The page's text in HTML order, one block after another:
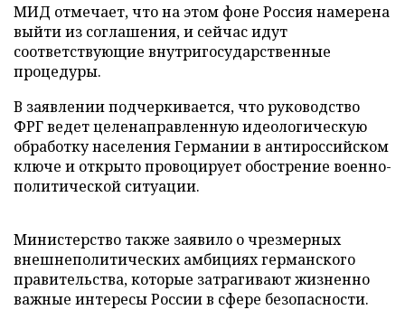
МИД отмечает, что на этом фоне Россия намерена
выйти из соглашения, и сейчас идут
соответствующие внутригосударственные
процедуры.
В заявлении подчеркивается, что руководство
ФРГ ведет целенаправленную идеологическую
обработку населения Германии в антироссийском
ключе и открыто провоцирует обострение военно-
политической ситуации.
Министерство также заявило о чрезмерных
внешнеполитических амбициях германского
правительства, которые затрагивают жизненно
важные интересы России в сфере безопасности.